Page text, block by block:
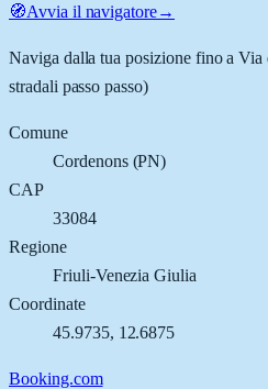
🧭Avvia il navigatore→
Naviga dalla tua posizione fino aVia
stradali passo passo)
Comune
Cordenons(PN)
CAP
33084
Regione
Friuli-Venezia Giulia
Coordinate
45.9735, 12.6875
Booking.com